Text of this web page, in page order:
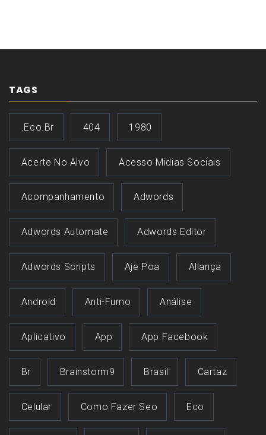
TAGS
.eco.br 404 1980
Acerte No Alvo Acesso Midias Sociais
Acompanhamento Adwords
Adwords Automate Adwords Editor
Adwords Scripts Aje Poa Aliança
Android Anti-Fumo Análise
Aplicativo App App Facebook
Br Brainstorm9 Brasil Cartaz
Celular Como Fazer Seo Eco